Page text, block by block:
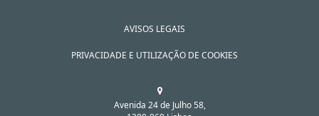
AVISOS LEGAIS
PRIVACIDADE E UTILIZAÇÃO DE COOKIES
Avenida 24 de Julho 58,